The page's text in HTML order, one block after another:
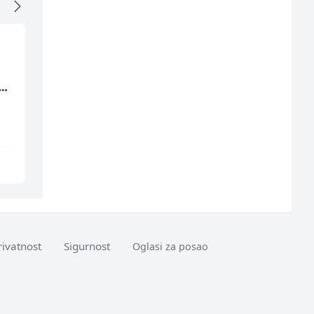
Sigurnost Oglasi za posao